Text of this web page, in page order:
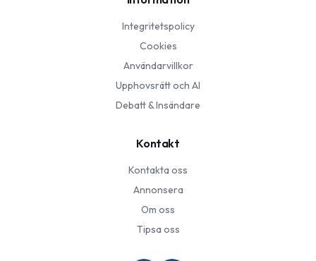
Integritetspolicy
Cookies
Användarvillkor
Upphovsrätt och AI
Debatt & Insändare
Kontakt
Kontakta oss
Annonsera
Om oss
Tipsa oss